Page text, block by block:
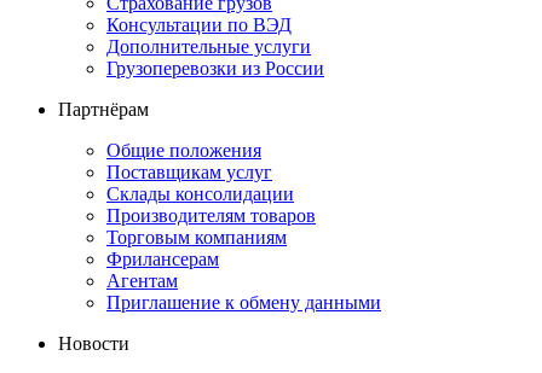
Консультации по ВЭД
Дополнительные услуги
Грузоперевозки из России
Партнёрам
Общие положения
Поставщикам услуг
Склады консолидации
Производителям товаров
Торговым компаниям
Фрилансерам
Агентам
Приглашение к обмену данными
Новости